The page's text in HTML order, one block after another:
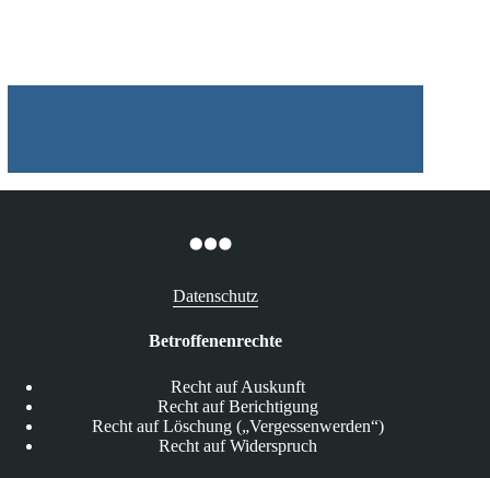
Datenschutz
Betroffenenrechte
Recht auf Auskunft
Recht auf Berichtigung
Recht auf Löschung („Vergessenwerden“)
Recht auf Widerspruch